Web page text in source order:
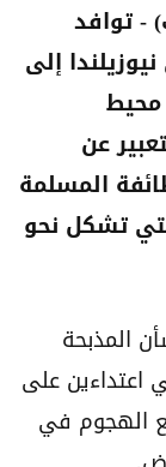
- توافد
إلى
محيط
عن
المسلمة
شخص والتي تشكل نحو
المذبحة
49 مسلما في اعتداءين على
الهجوم في